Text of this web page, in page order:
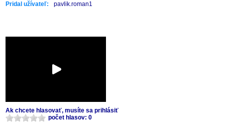
Pridal užívateľ: pavlik.roman1
Ak chcete hlasovať, musíte sa prihlásiť
počet hlasov: 0